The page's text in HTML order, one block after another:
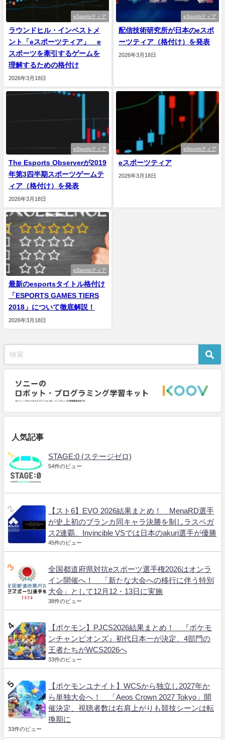
eSportsティア
ラウンドヒル・インベストメ
ント「eスポーツティア」 e
スポーツを牽引するゲームを
理解するための格付け
2026年3月18日
eSportsティア
配信技術研究所が日本のeスポ
ーツティア（格付け）を発表
2026年3月18日
eSportsティア
The Esports Observerが2019
年第3四半期スポーツゲームテ
ィア（格付け）を発表
2026年3月18日
eSportsティア
eスポーツティア
2026年3月18日
eSportsティア
最新のesportsタイトル格付け
「ESPORTS GAMES TIERS
2018」について徹底解説！
2026年3月18日
人気記事
STAGE:0 (ステージゼロ)
54件のビュー
【スト6】EVO 2026結果まとめ！ MenaRD選手
が史上初のブランカ同キャラ決勝を制しラスベガ
ス2連覇、Invincible VSでは日本のakuri選手が優勝
45件のビュー
全国都道府県対抗eスポーツ選手権2026はオンラ
イン開催へ！ 「新たな大会への移行に伴う特別
大会」として12月12・13日に実施
38件のビュー
【ポケモン】PJCS2026結果まとめ！ 『ポケモ
ンチャンピオンズ』初代日本一が決定、4部門の
王者たちがWCS2026へ
33件のビュー
【ポケモンユナイト】WCSから独立し2027年か
ら単独大会へ！ 「Aeos Crown 2027 Tokyo」開
催決定、視聴者数は右肩上がりも競技シーンは転
換期に
33件のビュー